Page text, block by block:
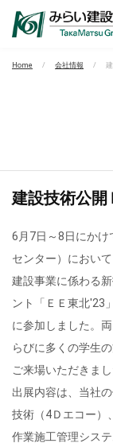
Home 会社情報
建設技術公開
6月7日～8日にかけ
センター）において
建設事業に係わる
ント「ＥＥ東北′23」
に参加しました。
らびに多くの学生
ご来場いただきまし
出展内容は、当社
技術（4Ｄエコー
作業施工管理シス